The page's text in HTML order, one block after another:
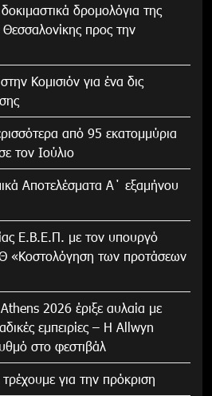
δρομολόγια της
προς την
Κομισιόν για ένα δις
από 95 εκατομμύρια
τον Ιούλιο
Αποτελέσματα Α΄ εξαμήνου
Ε.Β.Ε.Π. με τον υπουργό
«Κοστολόγηση των προτάσεων
2026 έριξε αυλαία με
εμπειρίες – Η Allwyn
στο φεστιβάλ
για την πρόκριση